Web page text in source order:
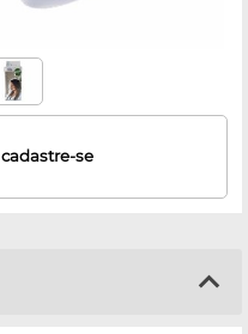
cadastre-se